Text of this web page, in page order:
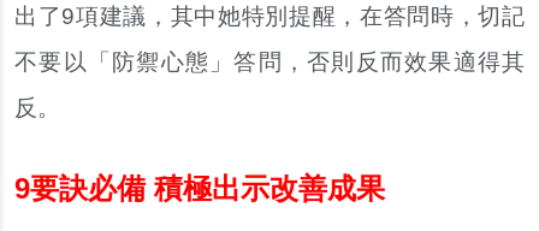
出了9項建議，其中她特別提醒，在答問時，切記
不要以「防禦心態」答問，否則反而效果適得其
反。
9要訣必備 積極出示改善成果